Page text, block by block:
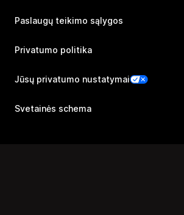
Paslaugų teikimo sąlygos
Privatumo politika
Jūsų privatumo nustatymai
Svetainės schema